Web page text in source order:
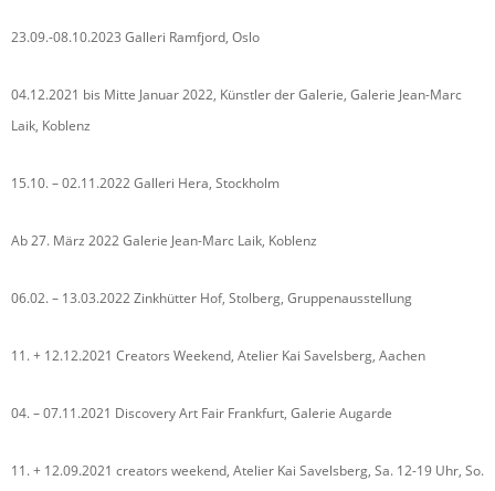
23.09.-08.10.2023 Galleri Ramfjord, Oslo
04.12.2021 bis Mitte Januar 2022, Künstler der Galerie, Galerie Jean-Marc
Laik, Koblenz
15.10. – 02.11.2022 Galleri Hera, Stockholm
Ab 27. März 2022 Galerie Jean-Marc Laik, Koblenz
06.02. – 13.03.2022 Zinkhütter Hof, Stolberg, Gruppenausstellung
11. + 12.12.2021 Creators Weekend, Atelier Kai Savelsberg, Aachen
04. – 07.11.2021 Discovery Art Fair Frankfurt, Galerie Augarde
11. + 12.09.2021 creators weekend, Atelier Kai Savelsberg, Sa. 12-19 Uhr, So.